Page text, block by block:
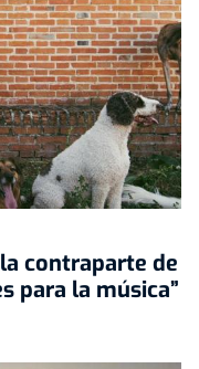
contraparte de
para la música”